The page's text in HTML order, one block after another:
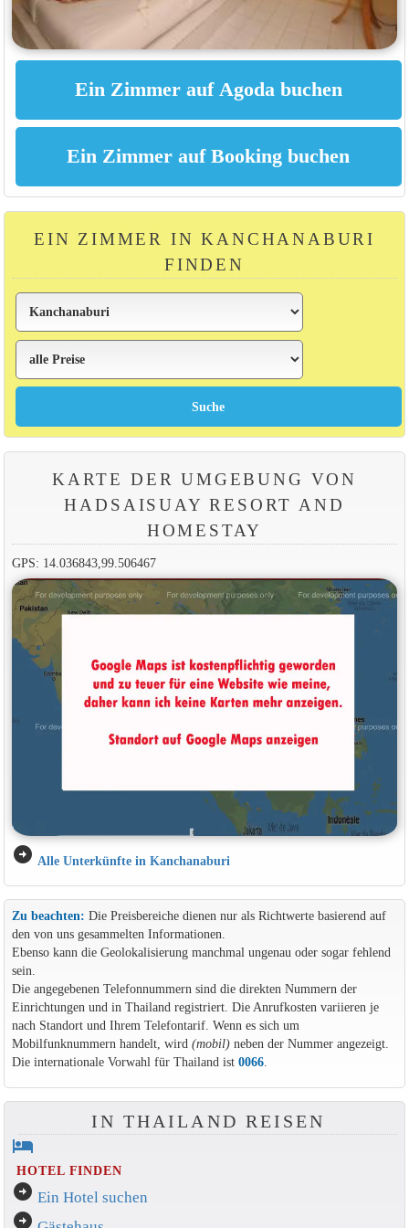
EIN ZIMMER IN KANCHANABURI
FINDEN
KARTE DER UMGEBUNG VON
HADSAISUAY RESORT AND
HOMESTAY
GPS: 14.036843,99.506467
arrow_circle_right Alle Unterkünfte in Kanchanaburi
Zu beachten: Die Preisbereiche dienen nur als Richtwerte basierend auf
den von uns gesammelten Informationen.
Ebenso kann die Geolokalisierung manchmal ungenau oder sogar fehlend
sein.
Die angegebenen Telefonnummern sind die direkten Nummern der
Einrichtungen und in Thailand registriert. Die Anrufkosten variieren je
nach Standort und Ihrem Telefontarif. Wenn es sich um
Mobilfunknummern handelt, wird (mobil)neben der Nummer angezeigt.
Die internationale Vorwahl für Thailand ist 0066.
IN THAILAND REISEN
hotel
HOTEL FINDEN
arrow_circle_right Ein Hotel suchen
arrow_circle_right